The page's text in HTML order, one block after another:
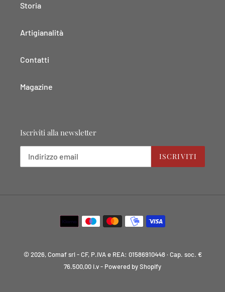
Storia
Artigianalità
Contatti
Magazine
Iscriviti alla newsletter
ISCRIVITI
Metodi
di
© 2026, Comaf srl - CF, P.IVA e REA: 01586910448 · Cap. soc. €
76.500,00 i.v- Powered by Shopify